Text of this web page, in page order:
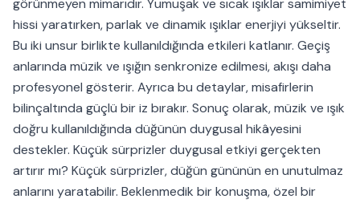
görünmeyen mimarıdır. Yumuşak ve sıcak ışıklar samimiyet
hissi yaratırken, parlak ve dinamik ışıklar enerjiyi yükseltir.
Bu iki unsur birlikte kullanıldığında etkileri katlanır. Geçiş
anlarında müzik ve ışığın senkronize edilmesi, akışı daha
profesyonel gösterir. Ayrıca bu detaylar, misafirlerin
bilinçaltında güçlü bir iz bırakır. Sonuç olarak, müzik ve ışık
doğru kullanıldığında düğünün duygusal hikâyesini
destekler. Küçük sürprizler duygusal etkiyi gerçekten
artırır mı? Küçük sürprizler, düğün gününün en unutulmaz
anlarını yaratabilir. Beklenmedik bir konuşma, özel bir